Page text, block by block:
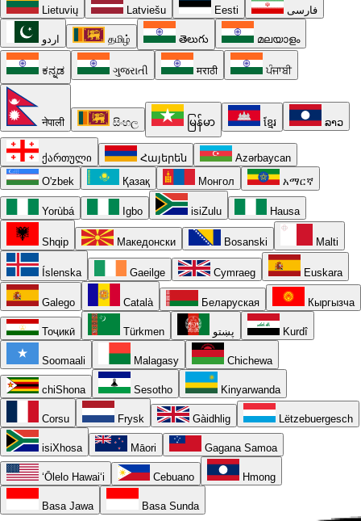
Lietuvių Latviešu Eesti فارسی
اردو தமிழ் తెలుగు മലയാളം
ಕನ್ನಡ ગુજરાતી मराठी ਪੰਜਾਬੀ
नेपाली සිංහල မြန်မာ ខ្មែរ ລາວ
ქართული Հայերեն
Azərbaycan
O'zbek
Қазақ Монгол አማርኛ
Yorùbá Igbo isiZulu Hausa
Shqip Македонски Bosanski Malti
Íslenska Gaeilge Cymraeg Euskara
Galego Català Беларуская Кыргызча
Тоҷикӣ Türkmen پښتو Kurdî
Soomaali Malagasy Chichewa
chiShona Sesotho Kinyarwanda
Corsu Frysk Gàidhlig Lëtzebuergesch
isiXhosa Māori Gagana Samoa
ʻŌlelo Hawaiʻi Cebuano Hmong
Basa Jawa Basa Sunda